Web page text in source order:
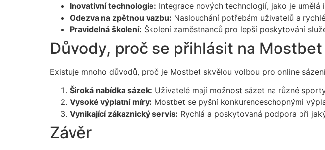
Inovativní technologie: Integrace nových technologií, jako je
Odezva na zpětnou vazbu: Naslouchání potřebám uživatelů a
Pravidelná školení: Školení zaměstnanců pro lepší poskytování
Důvody, proč se přihlásit na Mostbet
Existuje mnoho důvodů, proč je Mostbet skvělou volbou pro online
Široká nabídka sázek: Uživatelé mají možnost sázet na různé
Vysoké výplatní míry: Mostbet se pyšní konkurenceschopnými
Vynikající zákaznický servis: Rychlá a poskytovaná podpora při
Závěr